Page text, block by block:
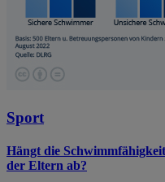
Sport
Hängt die
der Eltern ab?